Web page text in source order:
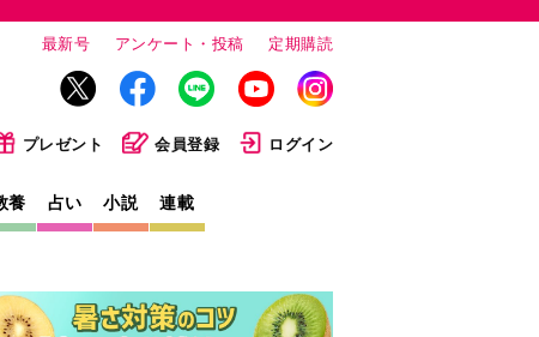
最新号 アンケート・投稿 定期購読
プレゼント 会員登録 ログイン
養 占い 小説 連載